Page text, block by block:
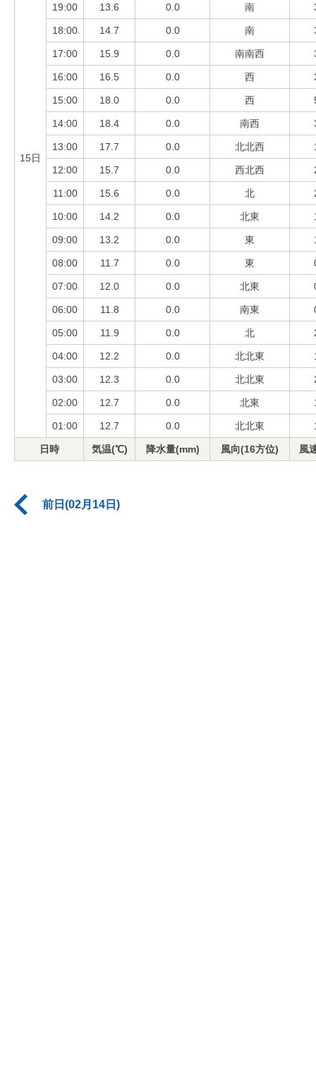
15日
19:00 13.6 0.0 南
18:00 14.7 0.0 南
17:00 15.9 0.0 南南西
16:00 16.5 0.0 西
15:00 18.0 0.0 西
14:00 18.4 0.0 南西
13:00 17.7 0.0 北北西
12:00 15.7 0.0 西北西
11:00 15.6 0.0 北
10:00 14.2 0.0 北東
09:00 13.2 0.0 東
08:00 11.7 0.0 東
07:00 12.0 0.0 北東
06:00 11.8 0.0 南東
05:00 11.9 0.0 北
04:00 12.2 0.0 北北東
03:00 12.3 0.0 北北東
02:00 12.7 0.0 北東
01:00 12.7 0.0 北北東
日時 気温(℃) 降水量(mm) 風向(16方位) 風
前日(02月14日)